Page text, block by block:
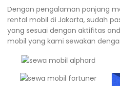
Dengan pengalaman panjang
rental mobil di Jakarta, sudah
yang sesuai dengan aktifitas
mobil yang kami sewakan